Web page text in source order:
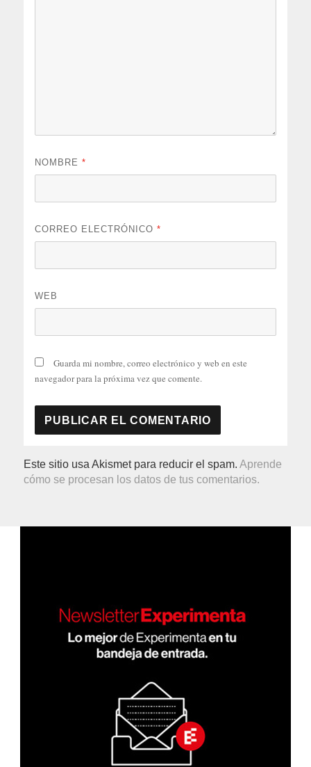
NOMBRE*
CORREO ELECTRÓNICO*
WEB
Guarda mi nombre, correo electrónico y web en este
navegador para la próxima vez que comente.
Este sitio usa Akismet para reducir el spam.Aprende
cómo se procesan los datos de tus comentarios.